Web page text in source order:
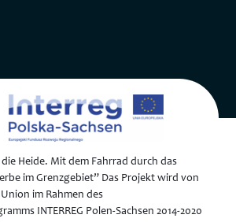
Heide. Mit dem Fahrrad durch das
im Grenzgebiet” Das Projekt wird von
im Rahmen des
INTERREG Polen-Sachsen 2014-2020